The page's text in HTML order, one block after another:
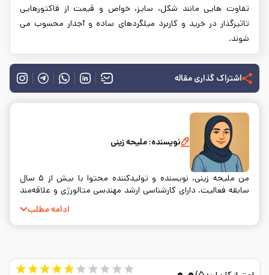
تفاوت هایی مانند شکل، سایز، خواص و قیمت از فاکتورهایی
تاثیرگذار در خرید و کاربرد میلگردهای ساده و آجدار محسوب می
شوند.
اشتراک گذاری مقاله
نویسنده: ملیحه زینی
من ملیحه زینی، نویسنده و تولیدکننده محتوا با بیش از ۵ سال
سابقه فعالیت. دارای کارشناسی ارشد مهندسی متالورژی و علاقه‌مند
ادامه مطلب